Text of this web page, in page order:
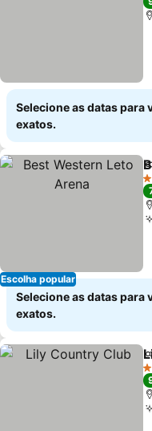
Selecione as datas para
exatos.
Escolha popular
3
Selecione as datas para
exatos.
5